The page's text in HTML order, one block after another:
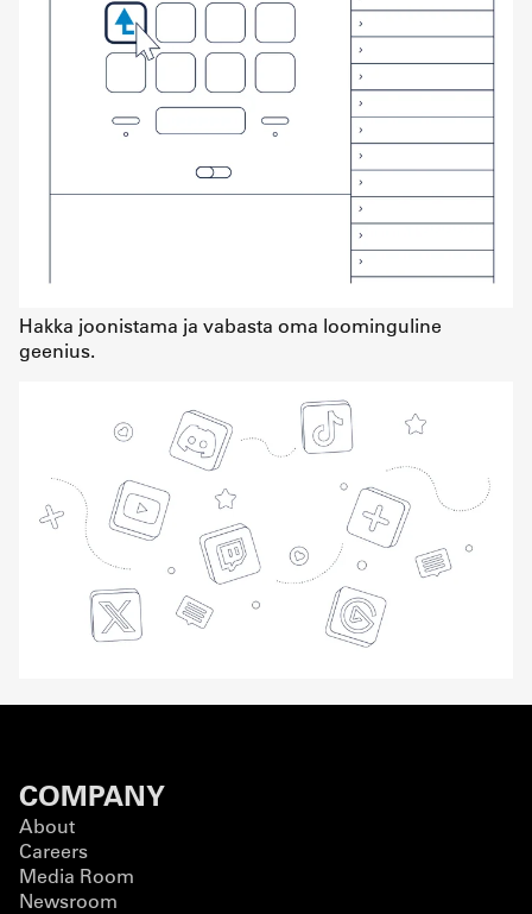
Hakka joonistama ja vabasta oma loominguline
geenius.
COMPANY
About
Careers
Media Room
Newsroom